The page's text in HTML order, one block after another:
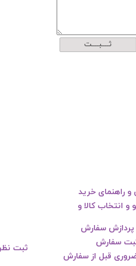
ثــــبــــت
و راهنمای خرید
انتخاب کالا و
سفارش
سفارش
قبل از سفارش
ثبت